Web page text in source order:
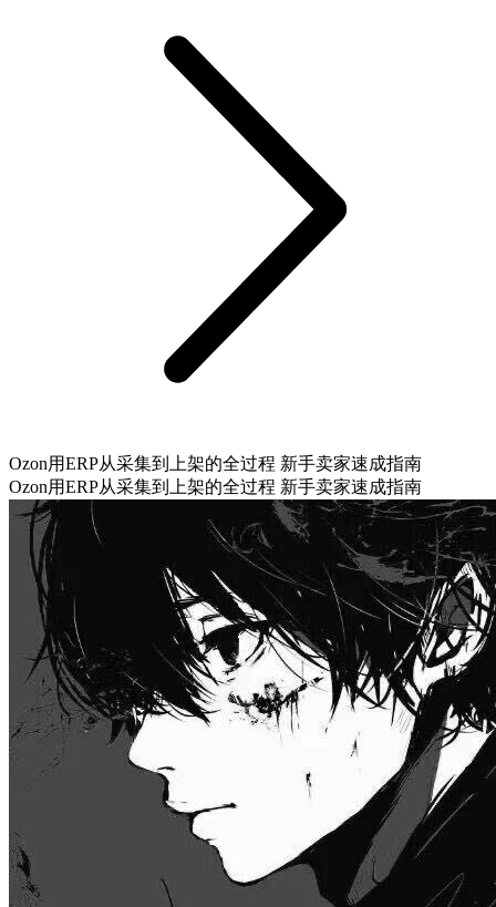
Ozon用ERP从采集到上架的全过程 新手卖家速成指南
Ozon用ERP从采集到上架的全过程 新手卖家速成指南